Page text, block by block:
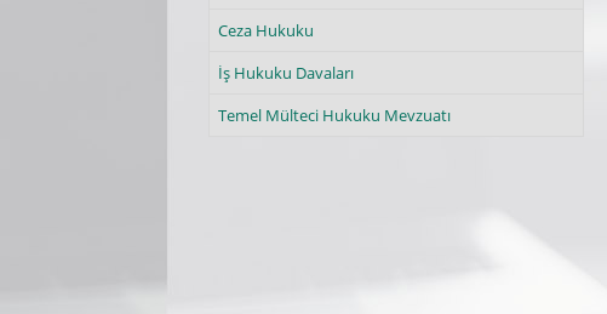
Ceza Hukuku
İş Hukuku Davaları
Temel Mülteci Hukuku Mevzuatı